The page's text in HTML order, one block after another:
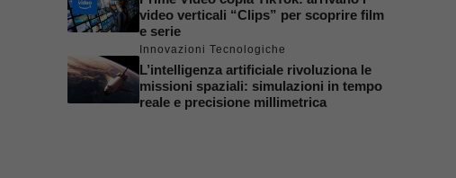
video verticali “Clips” per scoprire film
e serie
Innovazioni Tecnologiche
L’intelligenza artificiale rivoluziona le
missioni spaziali: simulazioni in tempo
reale e precisione millimetrica